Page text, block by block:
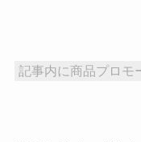
記事内に商品プロモ